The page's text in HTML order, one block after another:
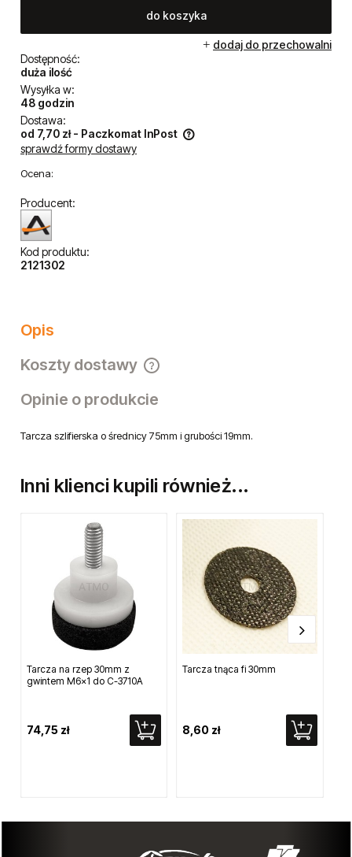
do koszyka
dodaj do przechowalni
Dostępność:
duża ilość
Wysyłka w:
48 godzin
Dostawa:
od 7,70 zł - Paczkomat InPost
Cena nie zawiera ewentualnych kosztów płatności
sprawdź formy dostawy
Ocena:
Producent:
Kod produktu:
2121302
Opis
Koszty dostawy
Cena nie zawiera ewentualnych kosztów płatności
Opinie o produkcie
Tarcza szlifierska o średnicy 75mm i grubości 19mm.
Inni klienci kupili również...
Tarcza na rzep 30mm z
gwintem M6x1 do C-3710A
74,75 zł
Tarcza tnąca fi 30mm
8,60 zł